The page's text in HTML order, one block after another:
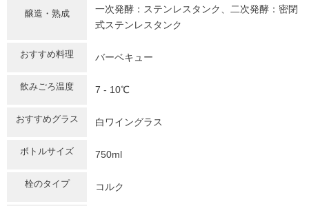
醸造・熟成
一次発酵：ステンレスタンク、二次発酵：密閉
式ステンレスタンク
おすすめ料理 バーベキュー
飲みごろ温度 7 - 10℃
おすすめグラス 白ワイングラス
ボトルサイズ 750ml
栓のタイプ コルク